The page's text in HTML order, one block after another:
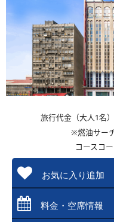
旅行代金（大人1名）
※燃油サー
コースコ
お気に入り追加
料金・空席情報